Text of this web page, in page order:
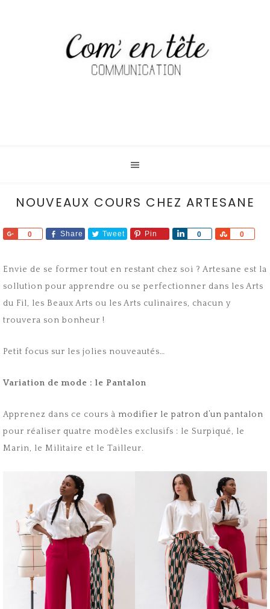
NOUVEAUX COURS CHEZ ARTESANE
0
Share Share Tweet Pin 0
Share 0
Share
Envie de se former tout en restant chez soi ? Artesane est la
sollution pour apprendre ou se perfectionner dans les Arts
du Fil, les Beaux Arts ou les Arts culinaires, chacun y
trouvera son bonheur !
Petit focus sur les jolies nouveautés…
Variation de mode : le Pantalon
Apprenez dans ce cours à modifier le patron d’un pantalon
pour réaliser quatre modèles exclusifs : le Surpiqué, le
Marin, le Militaire et le Tailleur.